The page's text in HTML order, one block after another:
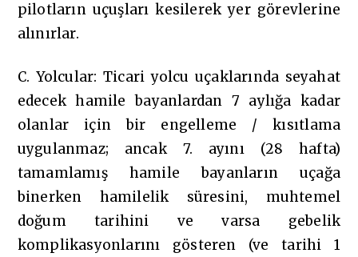
pilotların uçuşları kesilerek yer görevlerine
alınırlar.
C. Yolcular: Ticari yolcu uçaklarında seyahat
edecek hamile bayanlardan 7 aylığa kadar
olanlar için bir engelleme / kısıtlama
uygulanmaz; ancak 7. ayını (28 hafta)
tamamlamış hamile bayanların uçağa
binerken hamilelik süresini, muhtemel
doğum tarihini ve varsa gebelik
komplikasyonlarını gösteren (ve tarihi 1